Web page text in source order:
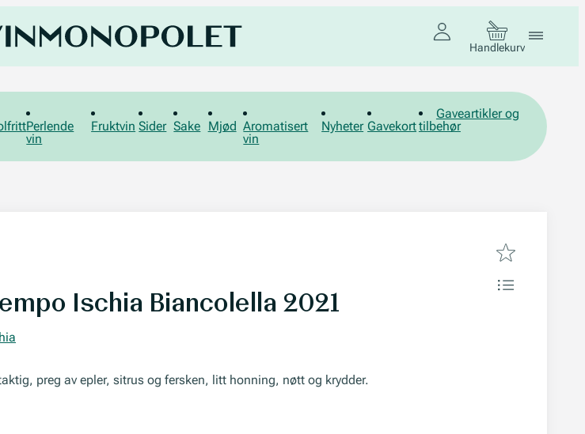
Handlekurv
Perlende
vin
Fruktvin Sider Sake Mjød Aromatisert
vin
Nyheter Gavekort
Gaveartikler og
tilbehør
Ischia Biancolella 2021
preg av epler, sitrus og fersken, litt honning, nøtt og krydder.